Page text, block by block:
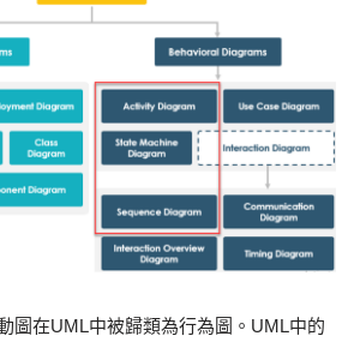
圖在UML中被歸類為行為圖。UML中的